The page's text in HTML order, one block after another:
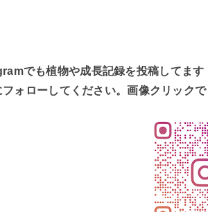
でも植物や成長記録を投稿してます
ォローしてください。画像クリックで